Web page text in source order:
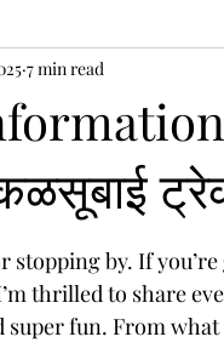
7 min read
stopping by. If
thrilled to share
fun. From